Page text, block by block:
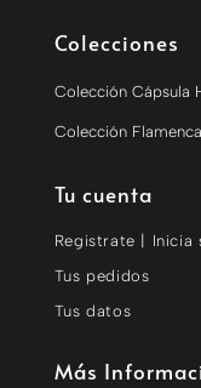
Colecciones
Colección Cápsula
Colección
Tu cuenta
Registrate | Inicia
Tus pedidos
Tus datos
Más